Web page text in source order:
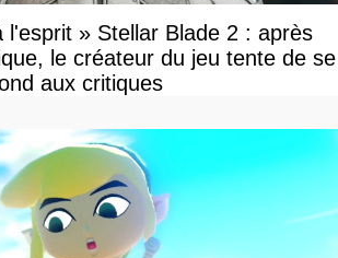
l'esprit » Stellar Blade 2 : après
le créateur du jeu tente de se
aux critiques